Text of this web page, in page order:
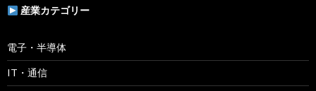
産業カテゴリー
電子・半導体
IT・通信